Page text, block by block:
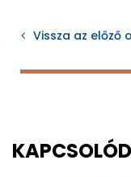
Vissza az előző